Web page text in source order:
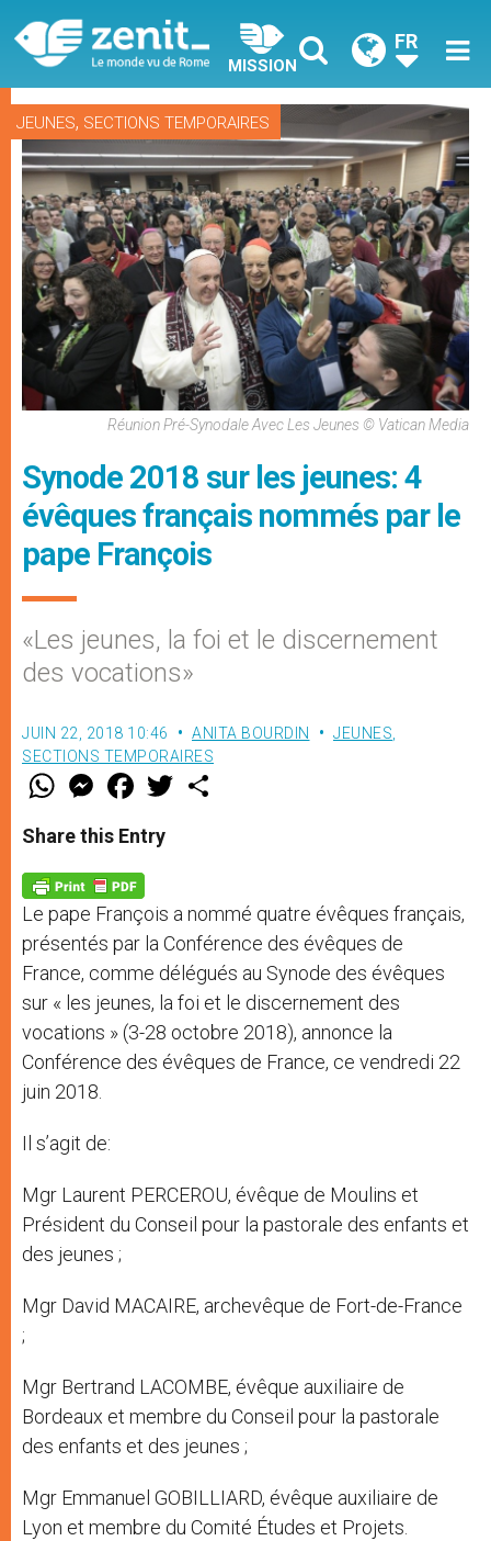
MISSION
FR
JEUNES, SECTIONS TEMPORAIRES
Réunion Pré-Synodale Avec Les Jeunes © Vatican Media
Synode 2018 sur les jeunes: 4
évêques français nommés par le
pape François
«Les jeunes, la foi et le discernement
des vocations»
JUIN 22, 2018 10:46 ANITA BOURDIN JEUNES,
SECTIONS TEMPORAIRES
W
t
s
p
p
M
e
s
e
g
e
r
F
a
e
b
o
k
w
Share this Entry
Le pape François a nommé quatre évêques français,
présentés par la Conférence des évêques de
France, comme délégués au Synode des évêques
sur « les jeunes, la foi et le discernement des
vocations » (3-28 octobre 2018), annonce la
Conférence des évêques de France, ce vendredi 22
juin 2018.
Il s’agit de:
Mgr Laurent PERCEROU, évêque de Moulins et
Président du Conseil pour la pastorale des enfants et
des jeunes ;
Mgr David MACAIRE, archevêque de Fort-de-France
;
Mgr Bertrand LACOMBE, évêque auxiliaire de
Bordeaux et membre du Conseil pour la pastorale
des enfants et des jeunes ;
Mgr Emmanuel GOBILLIARD, évêque auxiliaire de
Lyon et membre du Comité Études et Projets.